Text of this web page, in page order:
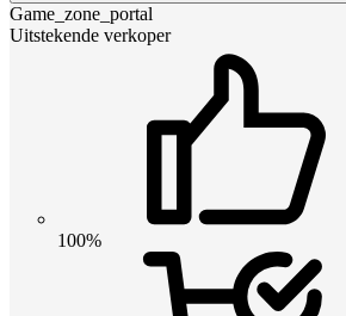
Game_zone_portal
Uitstekende verkoper
100%